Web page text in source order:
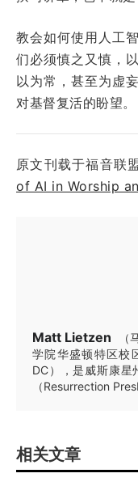
教会如何使用人工
们必须慎之又慎，
以为常，甚至为虚
对基督复活的盼望。
原文刊载于福音联
of AI in Worship
Matt Lietzen
学院华盛顿特区校
DC），是威斯康星
（Resurrection
相关文章